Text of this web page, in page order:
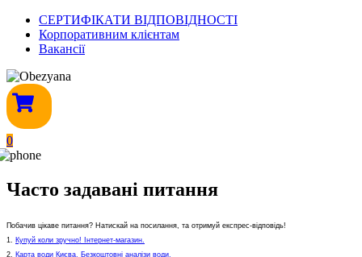
СЕРТИФІКАТИ ВІДПОВІДНОСТІ
Корпоративним клієнтам
Вакансії
0
Часто задавані питання
Побачив цікаве питання? Натискай на посилання, та отримуй експрес-відповідь!
1. Купуй коли зручно! Інтернет-магазин.
2. Карта води Києва. Безкоштовні аналізи води.